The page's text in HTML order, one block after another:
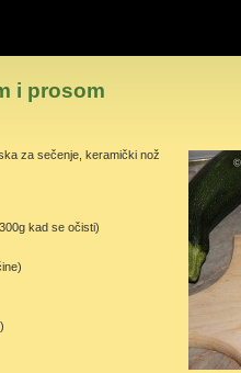
i prosom
za sečenje, keramički nož
kad se očisti)